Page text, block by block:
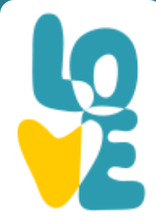
You are here: Home »
MASTROS TAVERN
MASTROS